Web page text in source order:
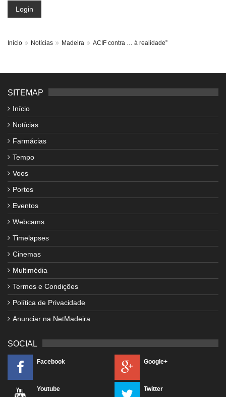
Login
Início Notícias Madeira ACIF contra … à realidade”
SITEMAP
Início
Notícias
Farmácias
Tempo
Voos
Portos
Eventos
Webcams
Timelapses
Cinemas
Multimédia
Termos e Condições
Política de Privacidade
Anunciar na NetMadeira
SOCIAL
Facebook Google+
Youtube Twitter